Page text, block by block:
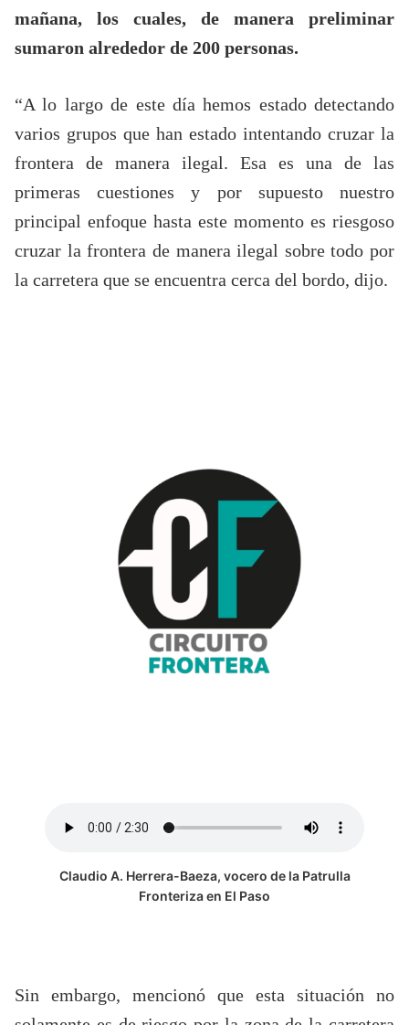
mañana, los cuales, de manera preliminar
sumaron alrededor de 200 personas.
“A lo largo de este día hemos estado detectando
varios grupos que han estado intentando cruzar la
frontera de manera ilegal. Esa es una de las
primeras cuestiones y por supuesto nuestro
principal enfoque hasta este momento es riesgoso
cruzar la frontera de manera ilegal sobre todo por
la carretera que se encuentra cerca del bordo, dijo.
Claudio A. Herrera-Baeza, vocero de la Patrulla
Fronteriza en El Paso
Sin embargo, mencionó que esta situación no